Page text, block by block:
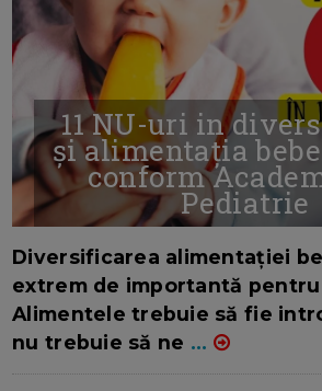
11 NU-uri in
și alimentația
conform
Pediatrie
Diversificarea alimentației
extrem de importantă pentru
Alimentele trebuie să fie
nu trebuie să ne ...